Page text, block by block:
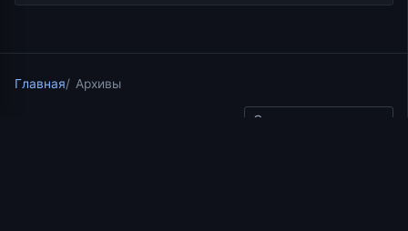
Главная Архивы
Скопировать ссылку